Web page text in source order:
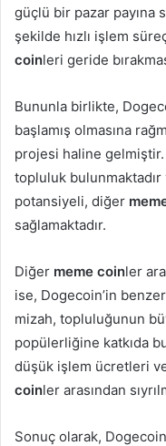
güçlü bir pazar payına
şekilde hızlı işlem
coinleri geride
Bununla birlikte,
başlamış olmasına
projesi haline
topluluk
potansiyeli, diğer
sağlamaktadır.
Diğer meme coinler
ise, Dogecoin’in
mizah, topluluğunun
popülerliğine katkıda
düşük işlem ücretleri
coinler arasından
Sonuç olarak,